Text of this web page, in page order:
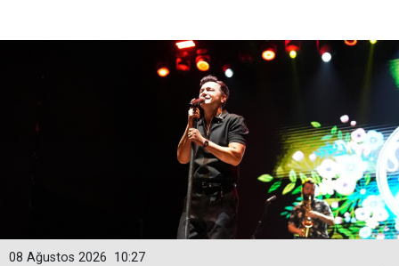
10:27
08 Ağustos 2026